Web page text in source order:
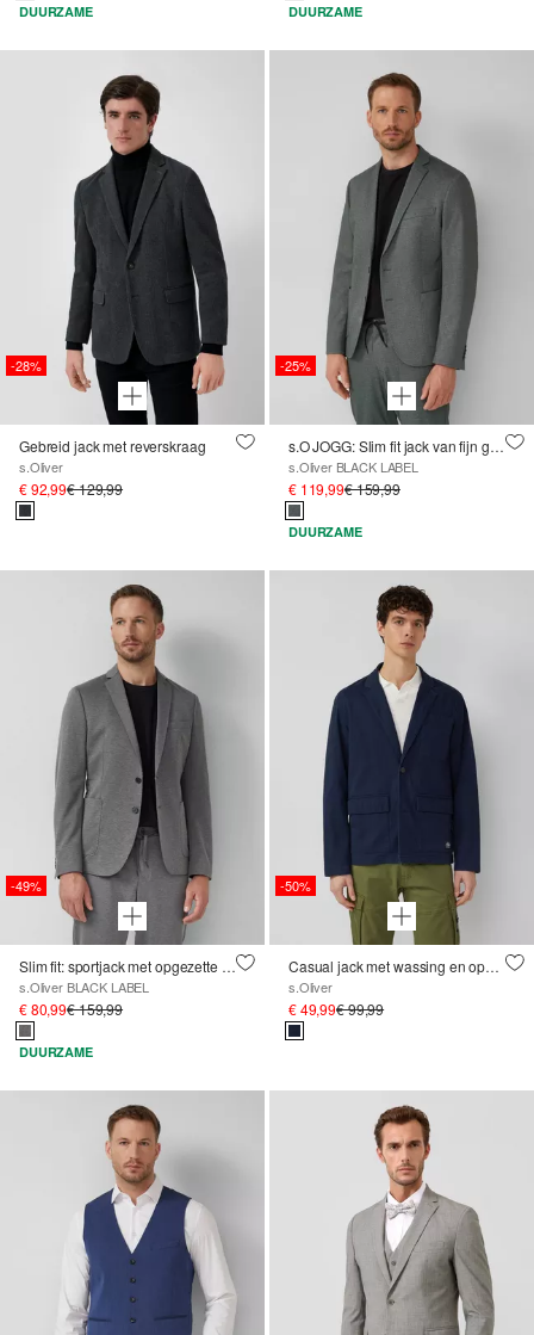
DUURZAME DUURZAME
-28%
Gebreid jack met reverskraag
s.Oliver
€ 92,99€ 129,99
-25%
s.O JOGG: Slim fit jack van fijn gedessineerde interlockjersey
s.Oliver BLACK LABEL
€ 119,99€ 159,99
DUURZAME
-49%
Slim fit: sportjack met opgezette zakken
s.Oliver BLACK LABEL
€ 80,99€ 159,99
DUURZAME
-50%
Casual jack met wassing en opgestikte zakken
s.Oliver
€ 49,99€ 99,99